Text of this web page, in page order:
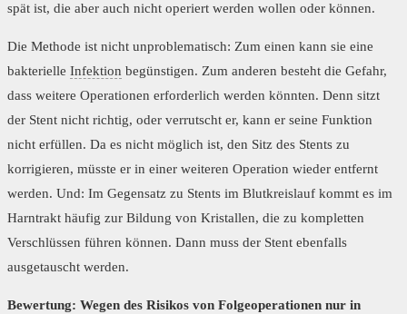
spät ist, die aber auch nicht operiert werden wollen oder können.
Die Methode ist nicht unproblematisch: Zum einen kann sie eine
bakterielle Infektion begünstigen. Zum anderen besteht die Gefahr,
dass weitere Operationen erforderlich werden könnten. Denn sitzt
der Stent nicht richtig, oder verrutscht er, kann er seine Funktion
nicht erfüllen. Da es nicht möglich ist, den Sitz des Stents zu
korrigieren, müsste er in einer weiteren Operation wieder entfernt
werden. Und: Im Gegensatz zu Stents im Blutkreislauf kommt es im
Harntrakt häufig zur Bildung von Kristallen, die zu kompletten
Verschlüssen führen können. Dann muss der Stent ebenfalls
ausgetauscht werden.
Bewertung: Wegen des Risikos von Folgeoperationen nur in